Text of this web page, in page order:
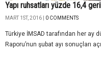
Yapı ruhsatları yüzde 16,4
MART 1ST, 2016 | 0 COMMENTS
Türkiye İMSAD tarafından her ay
Raporu’nun şubat ayı sonuçları